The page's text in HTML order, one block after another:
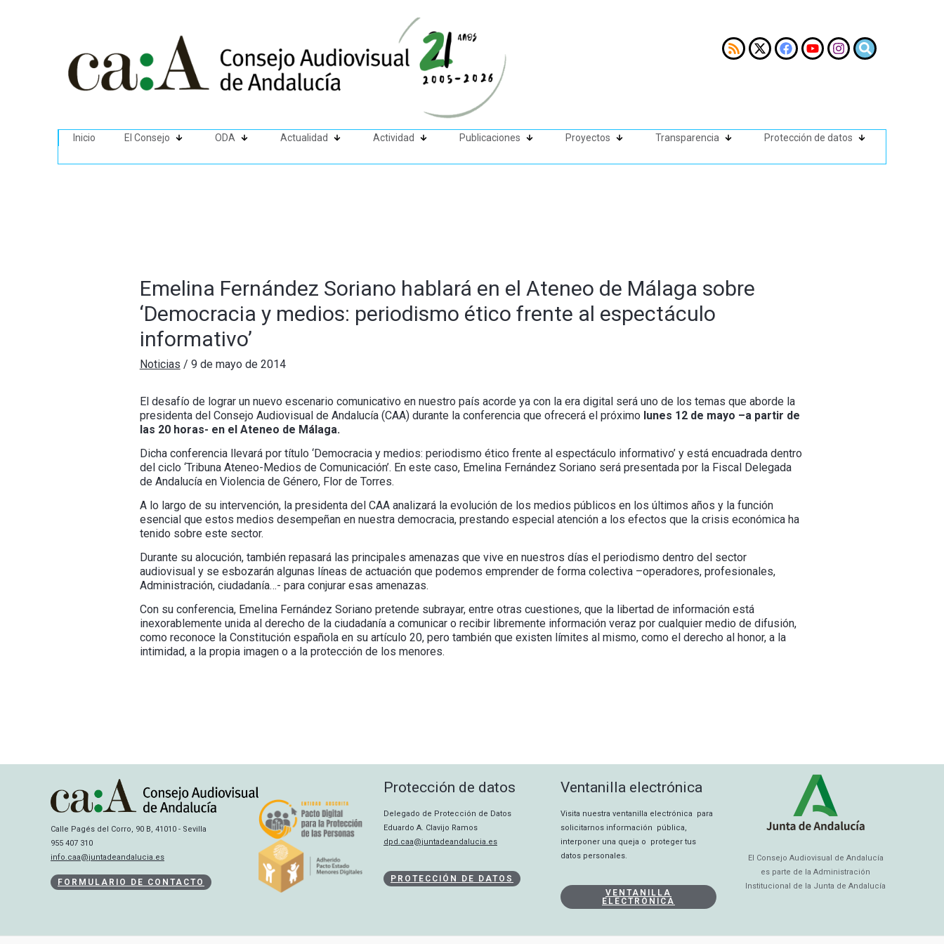
Inicio El Consejo ODA Actualidad Actividad Publicaciones Proyectos Transparencia Protección de datos
Emelina Fernández Soriano hablará en el Ateneo de Málaga sobre
‘Democracia y medios: periodismo ético frente al espectáculo
informativo’
Noticias / 9 de mayo de 2014
El desafío de lograr un nuevo escenario comunicativo en nuestro país acorde ya con la era digital será uno de los temas que aborde la
presidenta del Consejo Audiovisual de Andalucía (CAA) durante la conferencia que ofrecerá el próximo lunes 12 de mayo –a partir de
las 20 horas- en el Ateneo de Málaga.
Dicha conferencia llevará por título ‘Democracia y medios: periodismo ético frente al espectáculo informativo’ y está encuadrada dentro
del ciclo ‘Tribuna Ateneo-Medios de Comunicación’. En este caso, Emelina Fernández Soriano será presentada por la Fiscal Delegada
de Andalucía en Violencia de Género, Flor de Torres.
A lo largo de su intervención, la presidenta del CAA analizará la evolución de los medios públicos en los últimos años y la función
esencial que estos medios desempeñan en nuestra democracia, prestando especial atención a los efectos que la crisis económica ha
tenido sobre este sector.
Durante su alocución, también repasará las principales amenazas que vive en nuestros días el periodismo dentro del sector
audiovisual y se esbozarán algunas líneas de actuación que podemos emprender de forma colectiva –operadores, profesionales,
Administración, ciudadanía…- para conjurar esas amenazas.
Con su conferencia, Emelina Fernández Soriano pretende subrayar, entre otras cuestiones, que la libertad de información está
inexorablemente unida al derecho de la ciudadanía a comunicar o recibir libremente información veraz por cualquier medio de difusión,
como reconoce la Constitución española en su artículo 20, pero también que existen límites al mismo, como el derecho al honor, a la
intimidad, a la propia imagen o a la protección de los menores.
Calle Pagés del Corro, 90 B, 41010 - Sevilla
955 407 310
info.caa@juntadeandalucia.es
FORMULARIO DE CONTACTO
Protección de datos
Delegado de Protección de Datos
Eduardo A. Clavijo Ramos
dpd.caa@juntadeandalucia.es
PROTECCIÓN DE DATOS
Ventanilla electrónica
Visita nuestra ventanilla electrónica para
solicitarnos información pública,
interponer una queja o proteger tus
datos personales.
VENTANILLA
ELECTRÓNICA
El Consejo Audiovisual de Andalucía
es parte de la Administración
Institucional de la Junta de Andalucía